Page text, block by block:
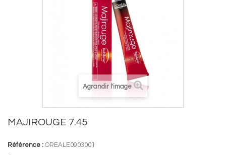
Agrandir l'image
MAJIROUGE 7.45
Référence : OREALE0903001